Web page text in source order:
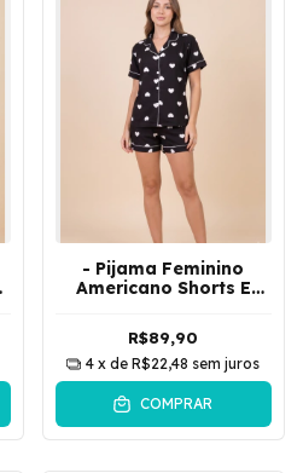
- Pijama Feminino
Americano Shorts E
Coracão | Preto c
Branco
R$89,90
4 x deR$22,48 sem juros
COMPRAR